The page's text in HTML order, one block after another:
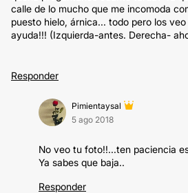
calle de lo mucho que me incomoda
puesto hielo, árnica... todo pero los
ayuda!!! (Izquierda-antes. Derecha-
Responder
Pimientaysal
5 ago 2018
No veo tu foto!!...ten paciencia
Ya sabes que baja..
Responder